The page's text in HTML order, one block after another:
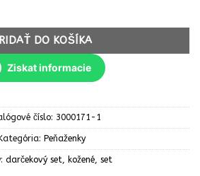
a mini peňaženka kožené
DO KOŠÍKA
Ziskat informacie
číslo: 3000171-1
Kategória: Peňaženky
darčekový set, kožené, set